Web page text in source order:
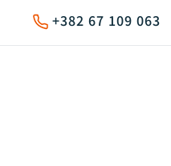
+382 67 109 063